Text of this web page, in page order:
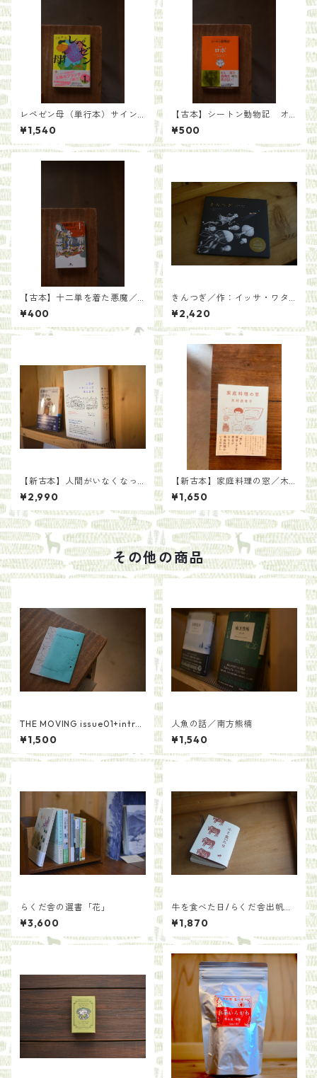
レペゼン母（単行本）サイン
入／宇野碧【紀伊半島ブック
マルシェ関連本】
¥1,540
【古本】シートン動物記 オ
オカミロボ／著：アーネス
ト・T・シートン 訳：今泉吉
晴
¥500
【古本】十二単を着た悪魔／
内館牧子【2025紀伊半島ブッ
クマルシェ関連本】
¥400
きんつぎ／作：イッサ・ワタ
ナベ 詩訳：柴田元幸
¥2,420
【新古本】人間がいなくなっ
た後の自然/著：カル・フリン
訳：木高 恵子
¥2,990
【新古本】家庭料理の窓／木
村衣有子
¥1,650
その他の商品
THE MOVING issue01+intro
ductionセット
¥1,500
人魚の話／南方熊楠
¥1,540
らくだ舎の選書「花」
¥3,600
牛を食べた日/らくだ舎出帆
室・千葉貴子
¥1,870